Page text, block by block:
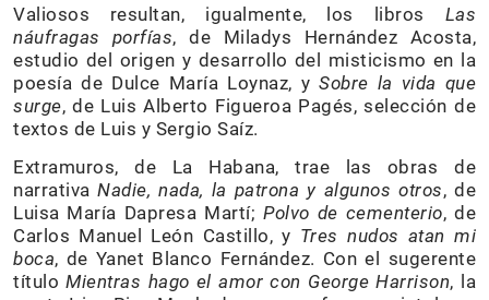
Valiosos resultan, igualmente, los libros Las
náufragas porfías, de Miladys Hernández Acosta,
estudio del origen y desarrollo del misticismo en la
poesía de Dulce María Loynaz, y Sobre la vida que
surge, de Luis Alberto Figueroa Pagés, selección de
textos de Luis y Sergio Saíz.
Extramuros, de La Habana, trae las obras de
narrativaNadie, nada, la patrona y algunos otros, de
Luisa María Dapresa Martí;Polvo de cementerio, de
Carlos Manuel León Castillo, y Tres nudos atan mi
boca, de Yanet Blanco Fernández. Con el sugerente
títuloMientras hago el amor con George Harrison, la